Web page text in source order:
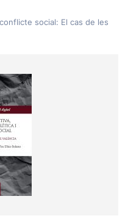
social: El cas de les